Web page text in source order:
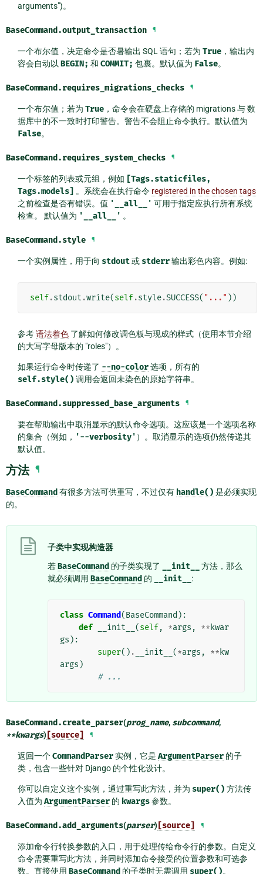
arguments")。
BaseCommand.output_transaction ¶
一个布尔值，决定命令是否暑输出 SQL 语句；若为 True，输出内
容会自动以 BEGIN; 和 COMMIT; 包裹。默认值为 False。
BaseCommand.requires_migrations_checks ¶
一个布尔值；若为 True，命令会在硬盘上存储的 migrations 与 数
据库中的不一致时打印警告。警告不会阻止命令执行。默认值为
False。
BaseCommand.requires_system_checks ¶
一个标签的列表或元组，例如 [Tags.staticfiles,
Tags.models] 。系统会在执行命令 registered in the chosen tags
之前检查是否有错误。值 '__all__' 可用于指定应执行所有系统
检查。 默认值为 '__all__' 。
BaseCommand.style ¶
一个实例属性，用于向 stdout或 stderr输出彩色内容。例如:
self.stdout .write(self.style.SUCCESS( "..." ))
参考语法着色了解如何修改调色板与现成的样式（使用本节介绍
的大写字母版本的 "roles"）。
如果运行命令时传递了 --no-color选项，所有的
self.style() 调用会返回未染色的原始字符串。
BaseCommand.suppressed_base_arguments ¶
要在帮助输出中取消显示的默认命令选项。这应该是一个选项名称
的集合（例如， '--verbosity' ）。取消显示的选项仍然传递其
默认值。
方法 ¶
BaseCommand 有很多方法可供重写，不过仅有 handle() 是必须实现
的。
子类中实现构造器
若BaseCommand 的子类实现了 __init__
方法，那么
就必须调用 BaseCommand 的 __init__ :
class Command(BaseCommand ):
def
__init__ (self, *args , ** kwar
gs ):
super() . __init__ (*args , ** kw
args )
# ...
BaseCommand.create_parser(prog_name, subcommand,
**kwargs) [source] ¶
返回一个CommandParser实例，它是 ArgumentParser的子
类，包含一些针对 Django 的个性化设计。
你可以自定义这个实例，通过重写此方法，并为 super() 方法传
入值为 ArgumentParser的 kwargs参数。
BaseCommand.add_arguments(parser) [source] ¶
添加命令行转换参数的入口，用于处理传给命令行的参数。自定义
命令需要重写此方法，并同时添加命令接受的位置参数和可选参
数。直接使用 BaseCommand 的子类时无需调用 super()。